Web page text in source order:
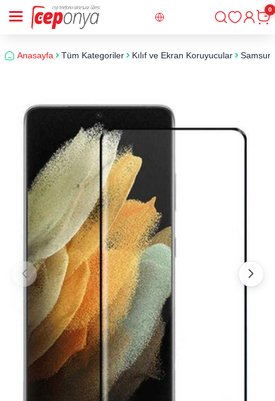
Giriş
0
Anasayfa Tüm Kategoriler Kılıf ve Ekran Koruyucular